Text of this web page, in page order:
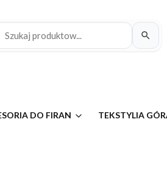
DO FIRAN TEKSTYLIA